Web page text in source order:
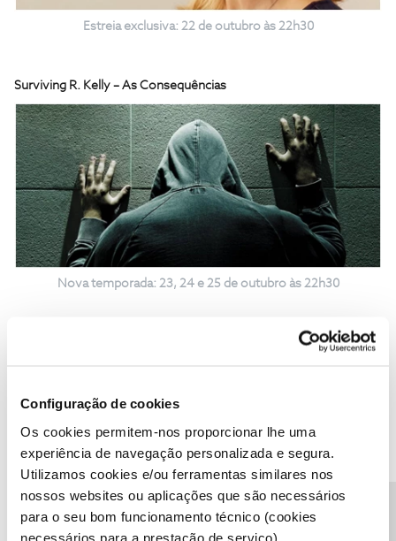
Configuração de cookies
Os cookies permitem-nos proporcionar lhe uma
experiência de navegação personalizada e segura.
Utilizamos cookies e/ou ferramentas similares nos
nossos websites ou aplicações que são necessários
para o seu bom funcionamento técnico (cookies
necessários para a prestação de serviço).
Estreia exclusiva: 22 de outubro às 22h30
Surviving R. Kelly – As Consequências
Nova temporada: 23, 24 e 25 de outubro às 22h30